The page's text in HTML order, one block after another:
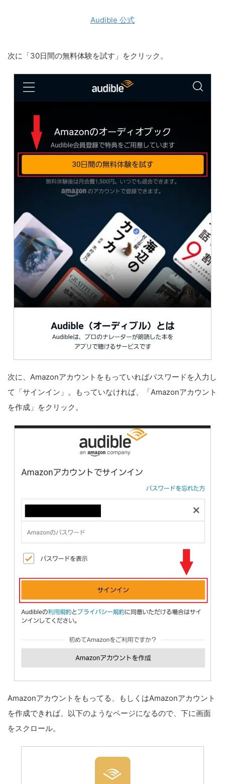
Audible 公式
次に「30日間の無料体験を試す」をクリック。
次に、Amazonアカウントをもっていればパスワードを入力し
て「サインイン」。もっていなければ、「Amazonアカウント
を作成」をクリック。
Amazonアカウントをもってる、もしくはAmazonアカウント
を作成できれば、以下のようなページになるので、下に画面
をスクロール。